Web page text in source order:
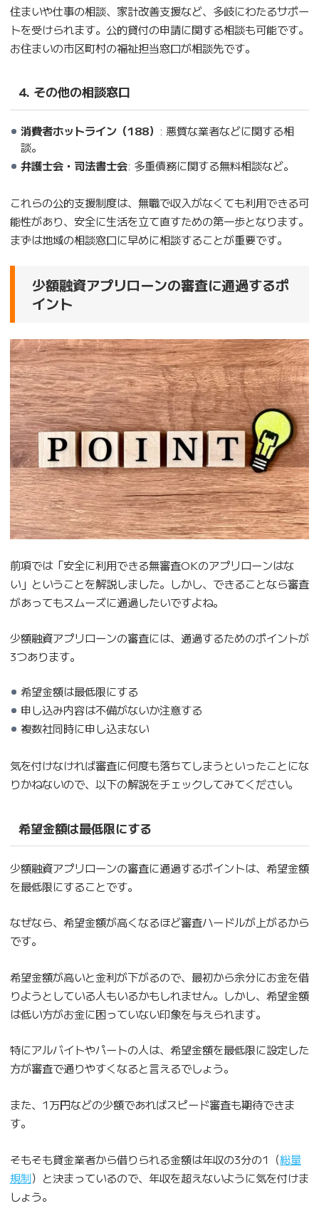
住まいや仕事の相談、家計改善支援など、多岐にわたるサポー
トを受けられます。公的貸付の申請に関する相談も可能です。
お住まいの市区町村の福祉担当窓口が相談先です。
4. その他の相談窓口
消費者ホットライン（188） : 悪質な業者などに関する相
談。
弁護士会・司法書士会: 多重債務に関する無料相談など。
これらの公的支援制度は、無職で収入がなくても利用できる可
能性があり、安全に生活を立て直すための第一歩となります。
まずは地域の相談窓口に早めに相談することが重要です。
少額融資アプリローンの審査に通過するポ
イント
前項では「安全に利用できる無審査OKのアプリローンはな
い」ということを解説しました。しかし、できることなら審査
があってもスムーズに通過したいですよね。
少額融資アプリローンの審査には、通過するためのポイントが
3つあります。
希望金額は最低限にする
申し込み内容は不備がないか注意する
複数社同時に申し込まない
気を付けなければ審査に何度も落ちてしまうといったことにな
りかねないので、以下の解説をチェックしてみてください。
希望金額は最低限にする
少額融資アプリローンの審査に通過するポイントは、希望金額
を最低限にすることです。
なぜなら、希望金額が高くなるほど審査ハードルが上がるから
です。
希望金額が高いと金利が下がるので、最初から余分にお金を借
りようとしている人もいるかもしれません。しかし、希望金額
は低い方がお金に困っていない印象を与えられます。
特にアルバイトやパートの人は、希望金額を最低限に設定した
方が審査で通りやすくなると言えるでしょう。
また、1万円などの少額であればスピード審査も期待できま
す。
そもそも貸金業者から借りられる金額は年収の3分の1（総量
規制）と決まっているので、年収を超えないように気を付けま
しょう。